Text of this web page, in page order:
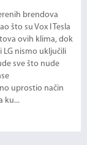
brendova
što su Vox I Tesla
ovih klima, dok
LG nismo uključili
sve što nude
uprostio način
ku...